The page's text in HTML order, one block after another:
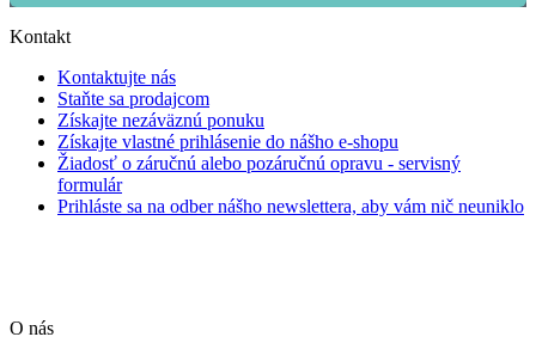
Kontakt
Kontaktujte nás
Staňte sa prodajcom
Získajte nezáväznú ponuku
Získajte vlastné prihlásenie do nášho e-shopu
Žiadosť o záručnú alebo pozáručnú opravu - servisný
formulár
Prihláste sa na odber nášho newslettera, aby vám nič neuniklo
O nás